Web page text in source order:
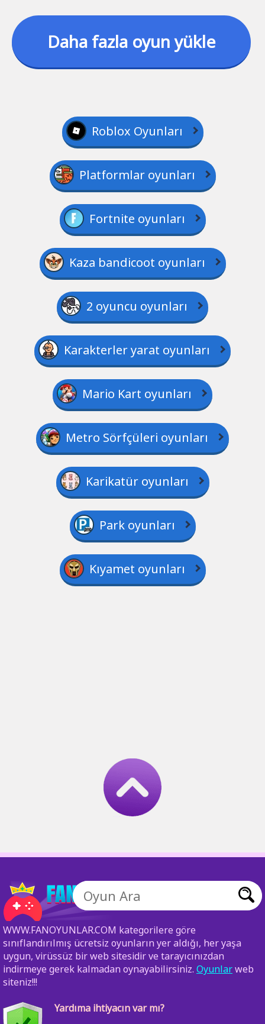
Daha fazla oyun yükle
Roblox Oyunları
Platformlar oyunları
Fortnite oyunları
Kaza bandicoot oyunları
2 oyuncu oyunları
Karakterler yarat oyunları
Mario Kart oyunları
Metro Sörfçüleri oyunları
Karikatür oyunları
Park oyunları
Kıyamet oyunları
WWW.FANOYUNLAR.COM kategorilere göre
sınıflandırılmış ücretsiz oyunların yer aldığı, her yaşa
uygun, virüssüz bir web sitesidir ve tarayıcınızdan
indirmeye gerek kalmadan oynayabilirsiniz. Oyunlarweb
siteniz!!!
Yardıma ihtiyacın var mı?